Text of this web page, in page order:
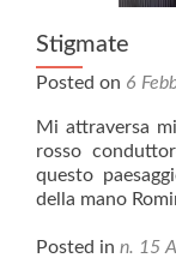
Stigmate
Posted on 6
Mi attraversa
rosso
questo
della mano
Posted in n. 15